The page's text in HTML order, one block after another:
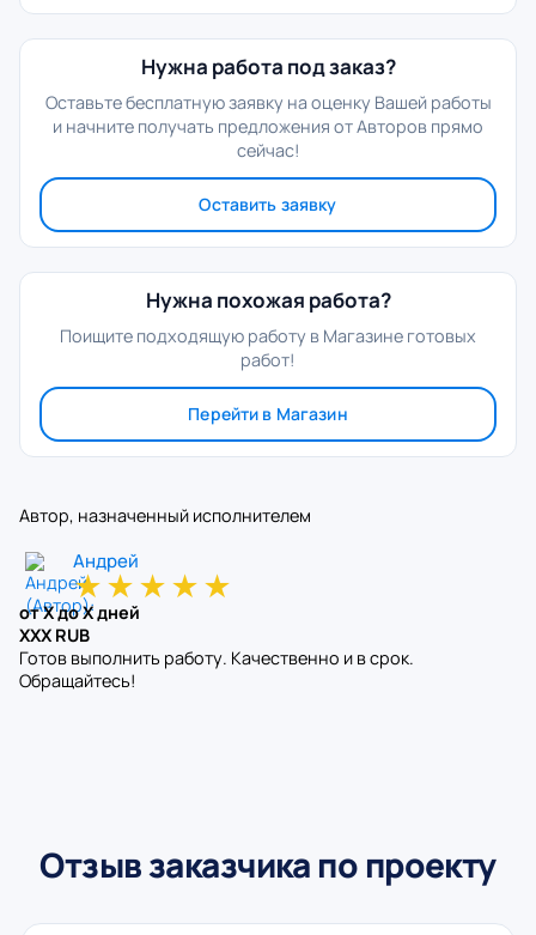
Нужна работа под заказ?
Оставьте бесплатную заявку на оценку Вашей работы
и начните получать предложения от Авторов прямо
сейчас!
Оставить заявку
Нужна похожая работа?
Поищите подходящую работу в Магазине готовых
работ!
Перейти в Магазин
Автор, назначенный исполнителем
Андрей
★★★★★
от X до X дней
XXX RUB
Готов выполнить работу. Качественно и в срок.
Обращайтесь!
Отзыв заказчика по проекту